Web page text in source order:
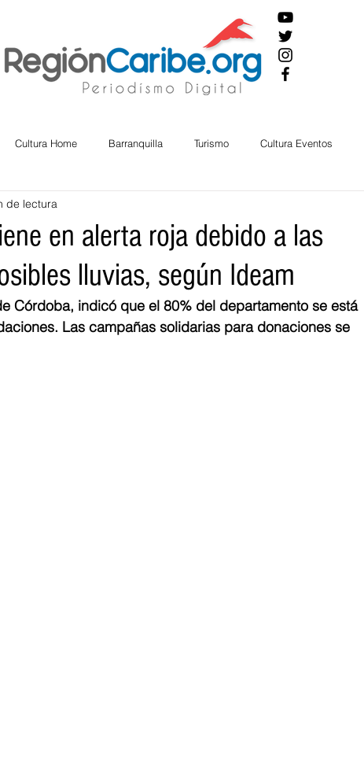
Cultura Home Barranquilla Turismo Cultura Eventos
English
Economía RAP CARIBE Política Documentos
AMBIENTAL AFRO
en alerta roja debido a las
lluvias, según Ideam
de lectura
Córdoba, indicó que el 80% del departamento se está
Las campañas solidarias para donaciones se